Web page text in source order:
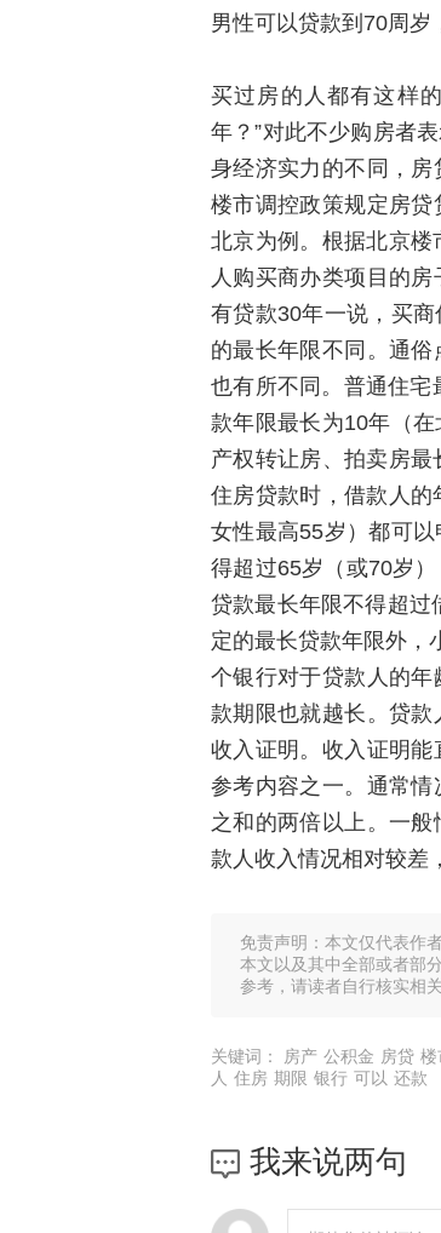
男性可以贷款到70周岁
买过房的人都有这样
年？”对此不少购房者
身经济实力的不同，房
楼市调控政策规定房
北京为例。根据北京
人购买商办类项目的
有贷款30年一说，买
的最长年限不同。通
也有所不同。普通住
款年限最长为10年（
产权转让房、拍卖房
住房贷款时，借款人的
女性最高55岁）都可
得超过65岁（或70岁
贷款最长年限不得超过
定的最长贷款年限外，
个银行对于贷款人的
款期限也就越长。贷
收入证明。收入证明
参考内容之一。通常
之和的两倍以上。一
款人收入情况相对较差
免责声明：本文仅代表作
本文以及其中全部或者部
参考，请读者自行核实相关
关键词： 房产 公积金 房贷 楼
人 住房 期限 银行 可以 还款
我来说两句